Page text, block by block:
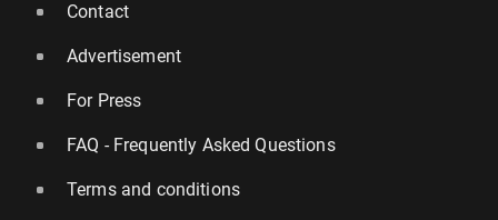
Contact
Advertisement
For Press
FAQ - Frequently Asked Questions
Terms and conditions